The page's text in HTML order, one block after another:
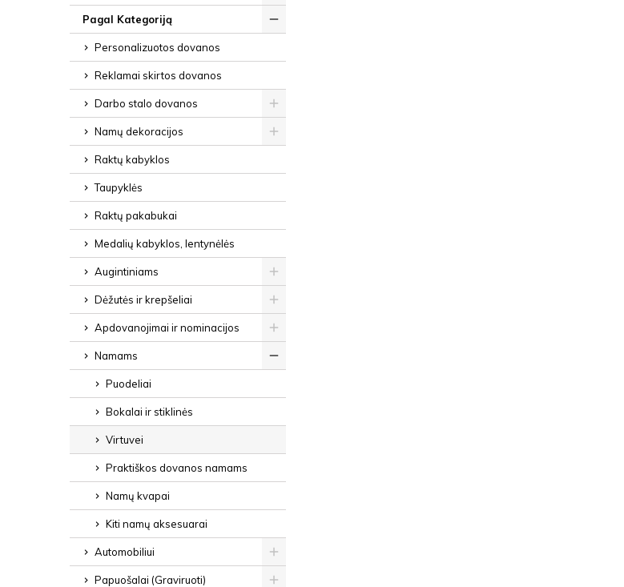
Pagal Kategoriją
Personalizuotos dovanos
Reklamai skirtos dovanos
Darbo stalo dovanos
Namų dekoracijos
Raktų kabyklos
Taupyklės
Raktų pakabukai
Medalių kabyklos, lentynėlės
Augintiniams
Dėžutės ir krepšeliai
Apdovanojimai ir nominacijos
Namams
Puodeliai
Bokalai ir stiklinės
Virtuvei
Praktiškos dovanos namams
Namų kvapai
Kiti namų aksesuarai
Automobiliui
Papuošalai (Graviruoti)